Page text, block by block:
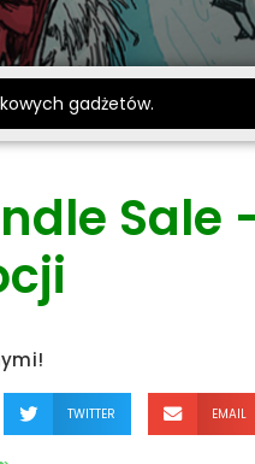
gadżetów.
Sale
TWITTER EMAIL